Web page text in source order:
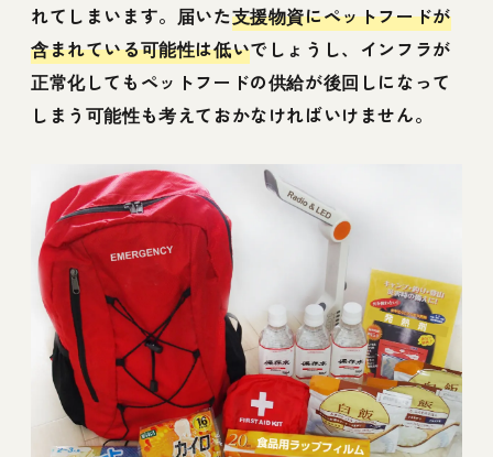
れてしまいます。届いた支援物資にペットフードが
含まれている可能性は低いでしょうし、インフラが
正常化してもペットフードの供給が後回しになって
しまう可能性も考えておかなければいけません。